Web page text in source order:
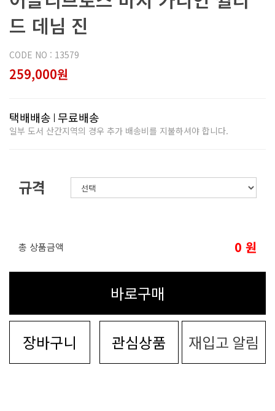
드 데님 진
CODE NO : 13579
259,000원
택배배송 무료배송
일부 도서 산간지역의 경우 추가 배송비를 지불하셔야 합니다.
규격
총 상품금액 0 원
바로구매
장바구니 관심상품 재입고 알림